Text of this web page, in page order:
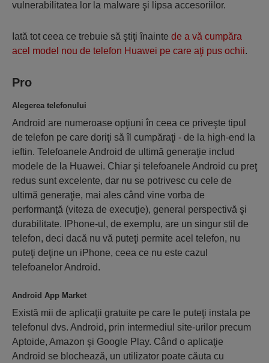
vulnerabilitatea lor la malware şi lipsa accesoriilor.
Iată tot ceea ce trebuie să ştiţi înainte de a vă cumpăra
acel model nou de telefon Huawei pe care aţi pus ochii.
Pro
Alegerea telefonului
Android are numeroase opţiuni în ceea ce priveşte tipul
de telefon pe care doriţi să îl cumpăraţi - de la high-end la
ieftin. Telefoanele Android de ultimă generaţie includ
modele de la Huawei. Chiar şi telefoanele Android cu preţ
redus sunt excelente, dar nu se potrivesc cu cele de
ultimă generaţie, mai ales când vine vorba de
performanţă (viteza de execuţie), general perspectivă şi
durabilitate. IPhone-ul, de exemplu, are un singur stil de
telefon, deci dacă nu vă puteţi permite acel telefon, nu
puteţi deţine un iPhone, ceea ce nu este cazul
telefoanelor Android.
Android App Market
Există mii de aplicaţii gratuite pe care le puteţi instala pe
telefonul dvs. Android, prin intermediul site-urilor precum
Aptoide, Amazon şi Google Play. Când o aplicaţie
Android se blochează, un utilizator poate căuta cu